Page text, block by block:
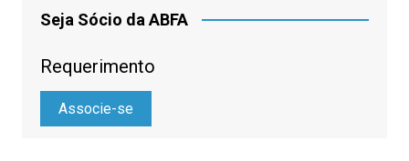
Seja Sócio da ABFA
Requerimento
Associe-se